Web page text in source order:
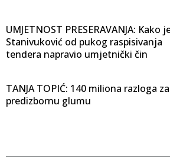
UMJETNOST PRESERAVANJA: Kako
Stanivuković od pukog raspisivanja
tendera napravio umjetnički čin
TANJA TOPIĆ: 140 miliona razloga za
predizbornu glumu